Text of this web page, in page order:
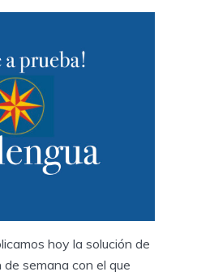
hoy la solución de
semana con el que